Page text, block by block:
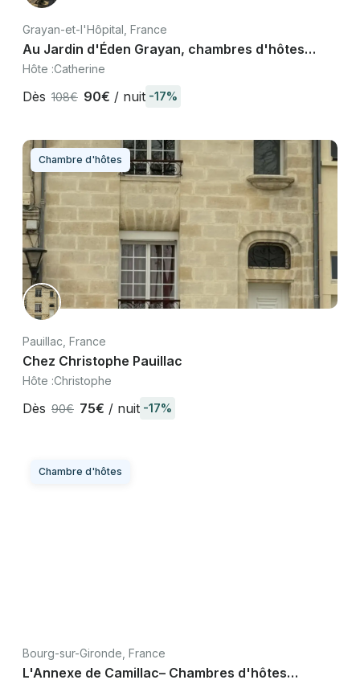
Grayan-et-l'Hôpital, France
Au Jardin d'Éden Grayan, chambres d'hôtes
Médoc piscine sauna proche Soulac
Hôte :Catherine
Dès 108€ 90€ / nuit -17%
Chambre d'hôtes
Pauillac, France
Chez Christophe Pauillac
Hôte :Christophe
Dès 90€ 75€ / nuit -17%
Chambre d'hôtes
Bourg-sur-Gironde, France
L'Annexe de Camillac– Chambres d'hôtes